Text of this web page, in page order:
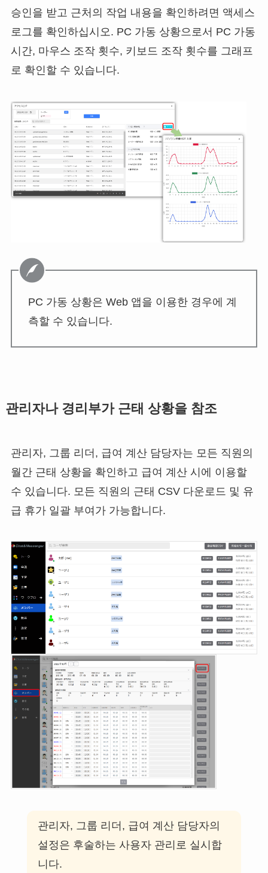
승인을 받고 근처의 작업 내용을 확인하려면 액세스
로그를 확인하십시오. PC 가동 상황으로서 PC 가동
시간, 마우스 조작 횟수, 키보드 조작 횟수를 그래프
로 확인할 수 있습니다.
PC 가동 상황은 Web 앱을 이용한 경우에 계
측할 수 있습니다.
관리자나 경리부가 근태 상황을 참조
관리자, 그룹 리더, 급여 계산 담당자는 모든 직원의
월간 근태 상황을 확인하고 급여 계산 시에 이용할
수 있습니다. 모든 직원의 근태 CSV 다운로드 및 유
급 휴가 일괄 부여가 가능합니다.
관리자, 그룹 리더, 급여 계산 담당자의
설정은 후술하는 사용자 관리로 실시합
니다.